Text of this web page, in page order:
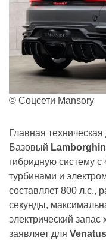
© Соцсети Mansory
Главная
Базовый
гибридную систему
турбинами и
составляет 800 л.с.,
секунды,
электрический
заявляет для